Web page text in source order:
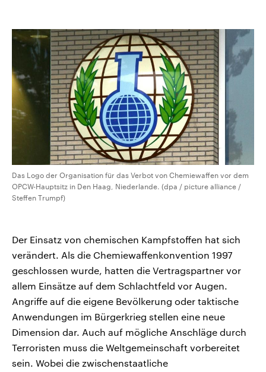
Das Logo der Organisation für das Verbot von Chemiewaffen vor dem
OPCW-Hauptsitz in Den Haag, Niederlande. (dpa / picture alliance /
Steffen Trumpf)
Der Einsatz von chemischen Kampfstoffen hat sich
verändert. Als die Chemiewaffenkonvention 1997
geschlossen wurde, hatten die Vertragspartner vor
allem Einsätze auf dem Schlachtfeld vor Augen.
Angriffe auf die eigene Bevölkerung oder taktische
Anwendungen im Bürgerkrieg stellen eine neue
Dimension dar. Auch auf mögliche Anschläge durch
Terroristen muss die Weltgemeinschaft vorbereitet
sein. Wobei die zwischenstaatliche